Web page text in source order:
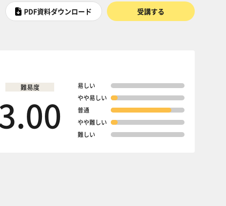
PDF資料ダウンロード 受講する
難易度
易しい
やや易しい
普通
やや難しい
難しい